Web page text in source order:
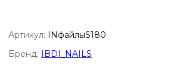
Артикул: INфайлыS180
Бренд:
IBDI_NAILS